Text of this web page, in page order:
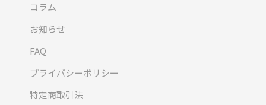
コラム
お知らせ
FAQ
プライバシーポリシー
特定商取引法